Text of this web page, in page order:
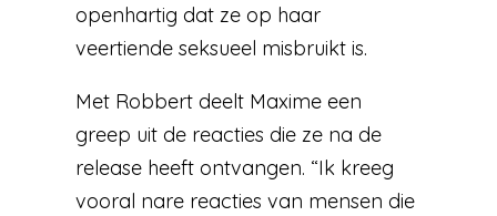
openhartig dat ze op haar
veertiende seksueel misbruikt is.
Met Robbert deelt Maxime een
greep uit de reacties die ze na de
release heeft ontvangen. “Ik kreeg
vooral nare reacties van mensen die